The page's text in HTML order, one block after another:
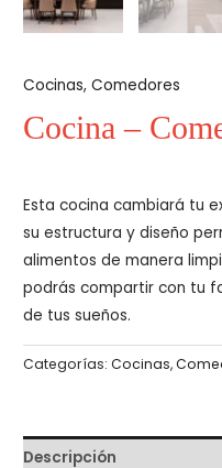
Cocinas,Comedores
Cocina –
Esta cocina cambiará tu
su estructura y diseño
alimentos de manera
podrás compartir con tu
de tus sueños.
Categorías:Cocinas,
Descripción